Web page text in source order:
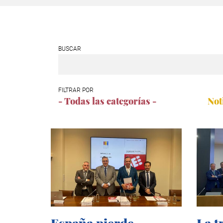
BUSCAR
FILTRAR POR
- Todas las categorías -